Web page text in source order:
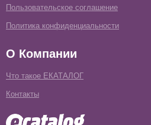
Пользовательское соглашение
Политика конфиденциальности
О Компании
Что такое ЕКАТАЛОГ
Контакты